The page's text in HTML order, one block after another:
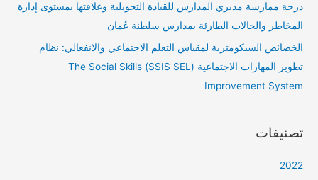
درجة ممارسة مديري المدارس للقيادة التحويلية وعلاقتها بمستوى إدارة
المخاطر والحالات الطارئة بمدارس سلطنة عُمان
الخصائص السيكومترية لمقياس التعلم الاجتماعي والانفعالي: نظام
تطوير المهارات الاجتماعية (SSIS SEL) The Social Skills
Improvement System
تصنيفات
2022